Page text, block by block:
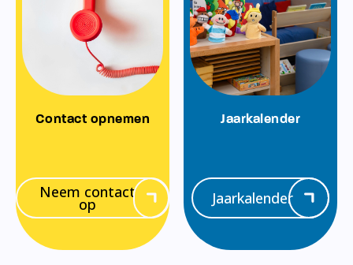
Contact opnemen
Neem contact
op
Jaarkalender
Jaarkalender